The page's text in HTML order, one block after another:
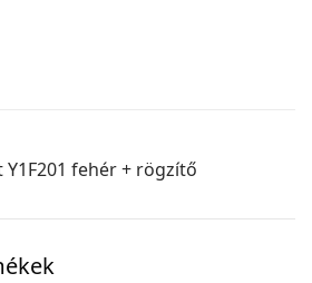
fehér + rögzítő